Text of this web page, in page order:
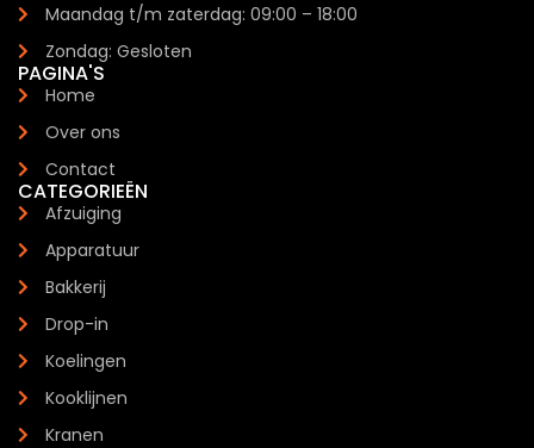
Maandag t/m zaterdag: 09:00 – 18:00
Zondag: Gesloten
PAGINA'S
Home
Over ons
Contact
CATEGORIEËN
Afzuiging
Apparatuur
Bakkerij
Drop-in
Koelingen
Kooklijnen
Kranen